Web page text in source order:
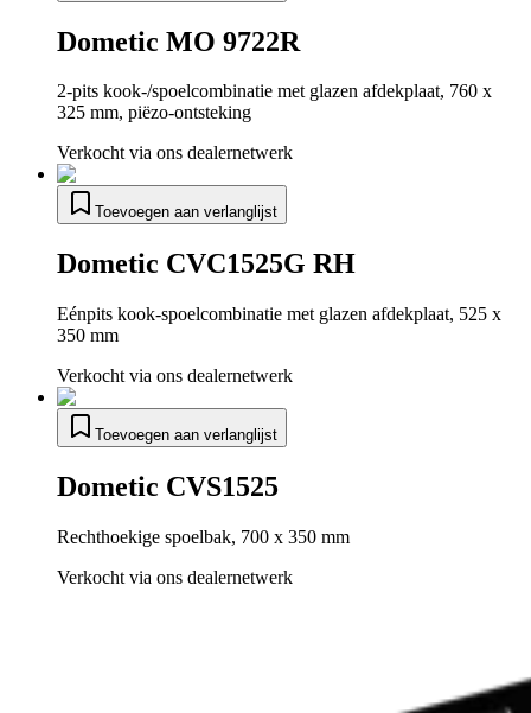
Dometic MO 9722R
2-pits kook-/spoelcombinatie met glazen afdekplaat, 760 x
325 mm, piëzo-ontsteking
Verkocht via ons dealernetwerk
Toevoegen aan verlanglijst
Dometic CVC1525G RH
Eénpits kook-spoelcombinatie met glazen afdekplaat, 525 x
350 mm
Verkocht via ons dealernetwerk
Toevoegen aan verlanglijst
Dometic CVS1525
Rechthoekige spoelbak, 700 x 350 mm
Verkocht via ons dealernetwerk